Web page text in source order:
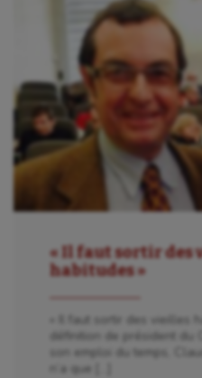
« Il faut sortir des
habitudes »
« Il faut sortir des vieilles
définition de président du
son emploi du temps,
n’a que […]